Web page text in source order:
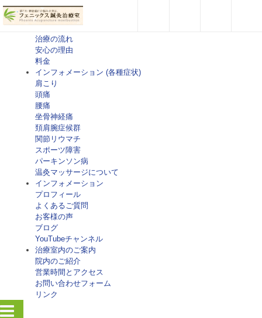
ホーム
治療案内
治療について
治療の流れ
安心の理由
料金
インフォメーション (各種症状)
肩こり
頭痛
腰痛
坐骨神経痛
頚肩腕症候群
関節リウマチ
スポーツ障害
パーキンソン病
温灸マッサージについて
インフォメーション
プロフィール
よくあるご質問
お客様の声
ブログ
YouTubeチャンネル
治療室内のご案内
院内のご紹介
営業時間とアクセス
お問い合わせフォーム
リンク